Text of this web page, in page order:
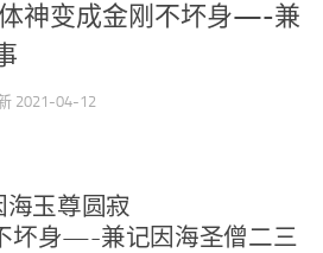
神变成金刚不坏身—-兼
2021-04-12
海玉尊圆寂
坏身—-兼记因海圣僧二三